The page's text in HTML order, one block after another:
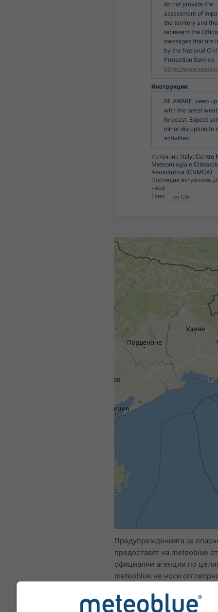
do not provide the
assessment of
the territory and
represent the
messages that are
by the National
Protection Service
https://
Инструкции:
BE AWARE, keep
with the latest
forecast. Expect
minor disruption to
activities
Източник: Italy: Centro
Meteorologia e
Aeronautica (CNMCA)
Последна
часа
Език:
Предупрежденията за
предоставят на meteoblue
официални агенции по
meteoblue не носи
характера на